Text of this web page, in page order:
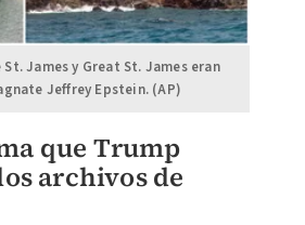
James y Great St. James eran
Jeffrey Epstein. (AP)
que Trump
archivos de